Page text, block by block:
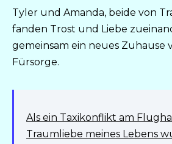
Tyler und Amanda, beide von
fanden Trost und Liebe
gemeinsam ein neues Zuhause
Fürsorge.
Als ein Taxikonflikt am
Traumliebe meines Lebens